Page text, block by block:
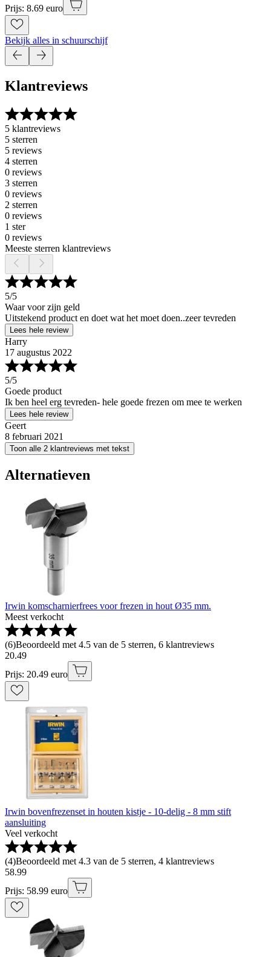
Prijs: 8.69 euro
Bekijk alles in schuurschijf
Klantreviews
5 klantreviews
5 sterren
5 reviews
4 sterren
0 reviews
3 sterren
0 reviews
2 sterren
0 reviews
1 ster
0 reviews
Meeste sterren klantreviews
5/5
Waar voor zijn geld
Uitstekend product en doet wat het moet doen..zeer tevreden
Lees hele review
Harry
17 augustus 2022
5/5
Goede product
Ik ben heel erg tevreden- hele goede frezen om mee te werken
Lees hele review
Geert
8 februari 2021
Toon alle 2 klantreviews met tekst
Alternatieven
Irwin komscharnierfrees voor frezen in hout Ø35 mm.
Meest verkocht
(6)Beoordeeld met 4.5 van de 5 sterren, 6 klantreviews
20.49
Prijs: 20.49 euro
Irwin bovenfrezenset in houten kistje - 10-delig - 8 mm stift
aansluiting
Veel verkocht
(4)Beoordeeld met 4.3 van de 5 sterren, 4 klantreviews
58.99
Prijs: 58.99 euro